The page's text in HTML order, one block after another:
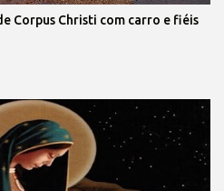
Corpus Christi com carro e fiéis